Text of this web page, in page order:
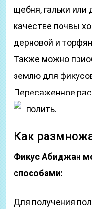
щебня, гальки или
качестве почвы
дерновой и
Также можно
землю для
Пересаженное
полить.
Как
Фикус Абиджан
способами:
Для получения